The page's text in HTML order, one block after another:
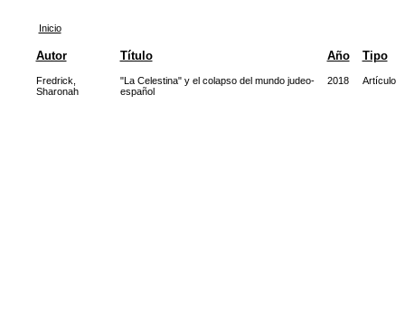
Inicio
Autor Título Año Tipo
Fredrick,
Sharonah
"La Celestina" y el colapso del mundo judeo-
español
2018 Artículo